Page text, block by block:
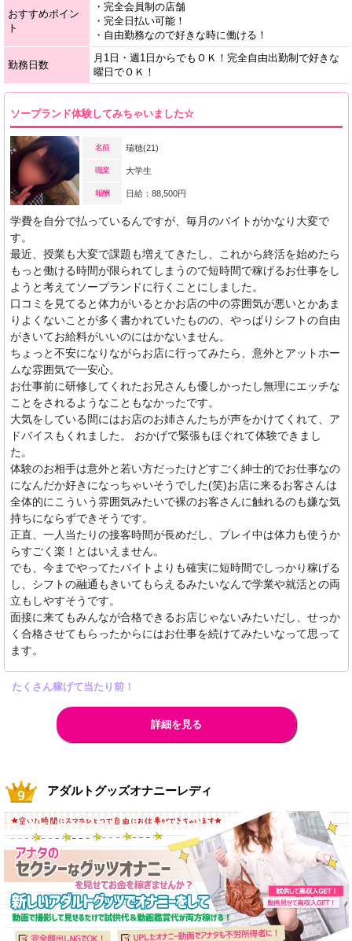
おすすめポイン
ト
・完全会員制の店舗
・完全日払い可能！
・自由勤務なので好きな時に働ける！
勤務日数
月1日・週1日からでもＯＫ！完全自由出勤制で好きな
曜日でＯＫ！
ソープランド体験してみちゃいました☆
名前 瑞穂(21)
職業 大学生
報酬 日給：88,500円
学費を自分で払っているんですが、毎月のバイトがかなり大変で
す。
最近、授業も大変で課題も増えてきたし、これから終活を始めたら
もっと働ける時間が限られてしまうので短時間で稼げるお仕事をし
ようと考えてソープランドに行くことにしました。
口コミを見てると体力がいるとかお店の中の雰囲気が悪いとかあま
りよくないことが多く書かれていたものの、やっぱりシフトの自由
がきいてお給料がいいのにはかないません。
ちょっと不安になりながらお店に行ってみたら、意外とアットホー
ムな雰囲気で一安心。
お仕事前に研修してくれたお兄さんも優しかったし無理にエッチな
ことをされるようなこともなかったです。
大気をしている間にはお店のお姉さんたちが声をかけてくれて、ア
ドバイスもくれました。 おかげで緊張もほぐれて体験できまし
た。
体験のお相手は意外と若い方だったけどすごく紳士的でお仕事なの
になんだか好きになっちゃいそうでした(笑)お店に来るお客さんは
全体的にこういう雰囲気みたいで裸のお客さんに触れるのも嫌な気
持ちにならずできそうです。
正直、一人当たりの接客時間が長めだし、プレイ中は体力も使うか
らすごく楽！とはいえません。
でも、今までやってたバイトよりも確実に短時間でしっかり稼げる
し、シフトの融通もきいてもらえるみたいなんで学業や就活との両
立もしやすそうです。
面接に来てもみんなが合格できるお店じゃないみたいだし、せっか
く合格させてもらったからにはお仕事を続けてみたいなって思って
ます。
たくさん稼げて当たり前！
詳細を見る
アダルトグッズオナニーレディ